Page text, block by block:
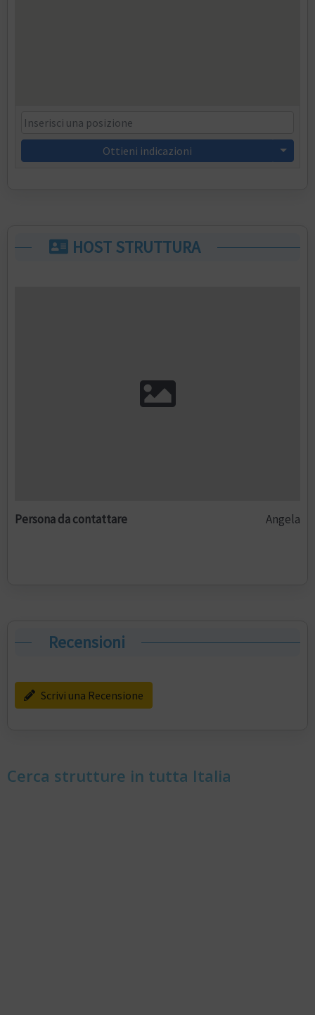
Ottieni indicazioni
HOST STRUTTURA
Persona da contattare Angela
Recensioni
Scrivi una Recensione
Cerca strutture in tutta Italia